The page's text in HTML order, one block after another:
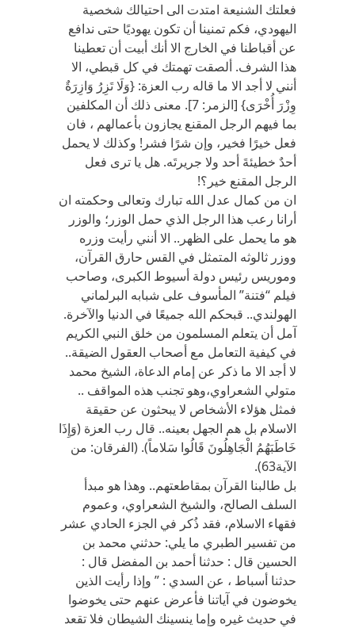
فعلتك الشنيعة امتدت الى احتيالك شخصية
اليهودي، فكم تمنينا أن تكون يهوديًا حتى ندافع
عن أقباطنا في الخارج الا أنك أبيت أن تعطينا
هذا الشرف. ألصقت تهمتك في كل قبطي، الا
أنني لا أجد الا ما قاله رب العزة: {وَلَا تَزِرُ وَازِرَةٌ
وِزْرَ أُخْرَى} [الزمر: 7]. معنى ذلك أن المكلفين
بما فيهم الرجل المقنع يجازون بأعمالهم ، فان
فعل خيرًا فخير، وإن شرًا فشر! وكذلك لا يحمل
أحدٌ خطيئةَ أحد ولا جريرتَه. هل يا ترى فعل
الرجل المقنع خير؟!
ان من كمال عدل الله تبارك وتعالى وحكمته ان
أرانا رعب هذا الرجل الذي حمل الوزر؛ والوزر
هو ما يحمل على الظهر.. الا أنني رأيت وزره
ووزر ثالوثه المتمثل في القس حارق القرآن،
وموريس رئيس دولة أسيوط الكبرى، وصاحب
فيلم “فتنة” المأسوف على شبابه البرلماني
الهولندي.. قبحكم الله جميعًا في الدنيا والآخرة.
آمل أن يتعلم المسلمون من خلق النبي الكريم
في كيفية التعامل مع أصحاب العقول الضيقة..
لا أجد الا ما ذكر عن إمام الدعاة، الشيخ محمد
متولي الشعراوي،وهو تجنب هذه المواقف ..
فمثل هؤلاء الأشخاص لا يبحثون عن حقيقة
الاسلام بل هم الجهل بعينه.. قال رب العزة (وَإِذَا
خَاطَبَهُمُ الْجَاهِلُونَ قَالُوا سَلاماً). (الفرقان: من
الآية63).
بل طالبنا القرآن بمقاطعتهم.. وهذا هو مبدأ
السلف الصالح، والشيخ الشعراوي، وعموم
فقهاء الاسلام، فقد ذُكر في الجزء الحادي عشر
من تفسير الطبري ما يلي: حدثني محمد بن
الحسين قال : حدثنا أحمد بن المفضل قال :
حدثنا أسباط ، عن السدي : ” وإذا رأيت الذين
يخوضون في آياتنا فأعرض عنهم حتى يخوضوا
في حديث غيره وإما ينسينك الشيطان فلا تقعد